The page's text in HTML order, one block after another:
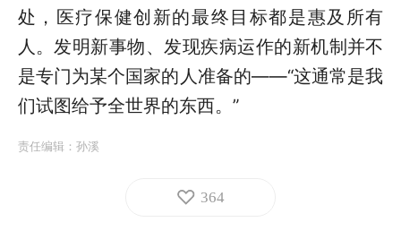
处，医疗保健创新的最终目标都是惠及所有
人。发明新事物、发现疾病运作的新机制并不
是专门为某个国家的人准备的——“这通常是我
们试图给予全世界的东西。”
责任编辑： 孙溪
364